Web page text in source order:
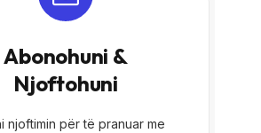
Abonohuni &
Njoftohuni
njoftimin për të pranuar me